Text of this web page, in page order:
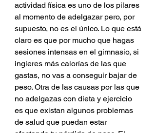
actividad física es uno de los pilares
al momento de adelgazar pero, por
supuesto, no es el único. Lo que está
claro es que por mucho que hagas
sesiones intensas en el gimnasio, si
ingieres más calorías de las que
gastas, no vas a conseguir bajar de
peso. Otra de las causas por las que
no adelgazas con dieta y ejercicio
es que existan algunos problemas
de salud que puedan estar